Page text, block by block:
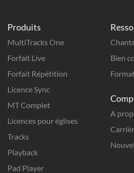
Produits
MultiTracks One
Forfait Live
Forfait Répétition
Licence Sync
MT Complet
Licences pour églises
Tracks
Playback
Pad Player
Chants
Bien
A